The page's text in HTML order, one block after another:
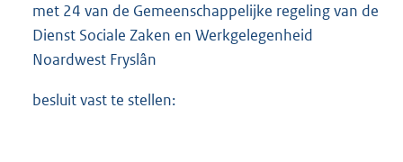
met 24 van de Gemeenschappelijke regeling van de
Dienst Sociale Zaken en Werkgelegenheid
Noardwest Fryslân
besluit vast te stellen: